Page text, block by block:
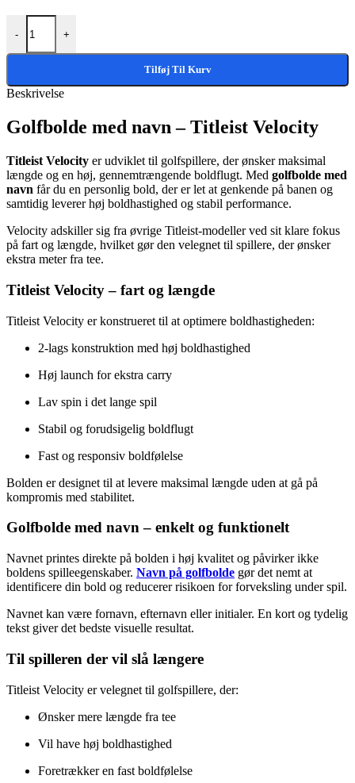
-
Golfbolde Med Navn - Titleist Velocity antal
+
Tilføj Til Kurv
Beskrivelse
Golfbolde med navn – Titleist Velocity
Titleist Velocity er udviklet til golfspillere, der ønsker maksimal
længde og en høj, gennemtrængende boldflugt. Med golfbolde med
navn får du en personlig bold, der er let at genkende på banen og
samtidig leverer høj boldhastighed og stabil performance.
Velocity adskiller sig fra øvrige Titleist-modeller ved sit klare fokus
på fart og længde, hvilket gør den velegnet til spillere, der ønsker
ekstra meter fra tee.
Titleist Velocity – fart og længde
Titleist Velocity er konstrueret til at optimere boldhastigheden:
2-lags konstruktion med høj boldhastighed
Høj launch for ekstra carry
Lav spin i det lange spil
Stabil og forudsigelig boldflugt
Fast og responsiv boldfølelse
Bolden er designet til at levere maksimal længde uden at gå på
kompromis med stabilitet.
Golfbolde med navn – enkelt og funktionelt
Navnet printes direkte på bolden i høj kvalitet og påvirker ikke
boldens spilleegenskaber. Navn på golfbolde gør det nemt at
identificere din bold og reducerer risikoen for forveksling under spil.
Navnet kan være fornavn, efternavn eller initialer. En kort og tydelig
tekst giver det bedste visuelle resultat.
Til spilleren der vil slå længere
Titleist Velocity er velegnet til golfspillere, der:
Ønsker mere længde fra tee
Vil have høj boldhastighed
Foretrækker en fast boldfølelse